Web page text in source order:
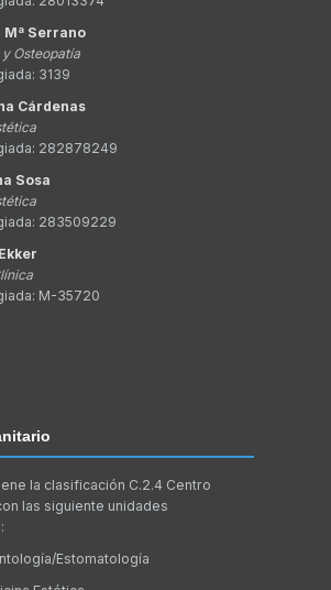
Mª Serrano
Osteopatía
3139
Cárdenas
282878249
Sosa
283509229
M-35720
la clasificación C.2.4 Centro
las siguiente unidades
Estomatología